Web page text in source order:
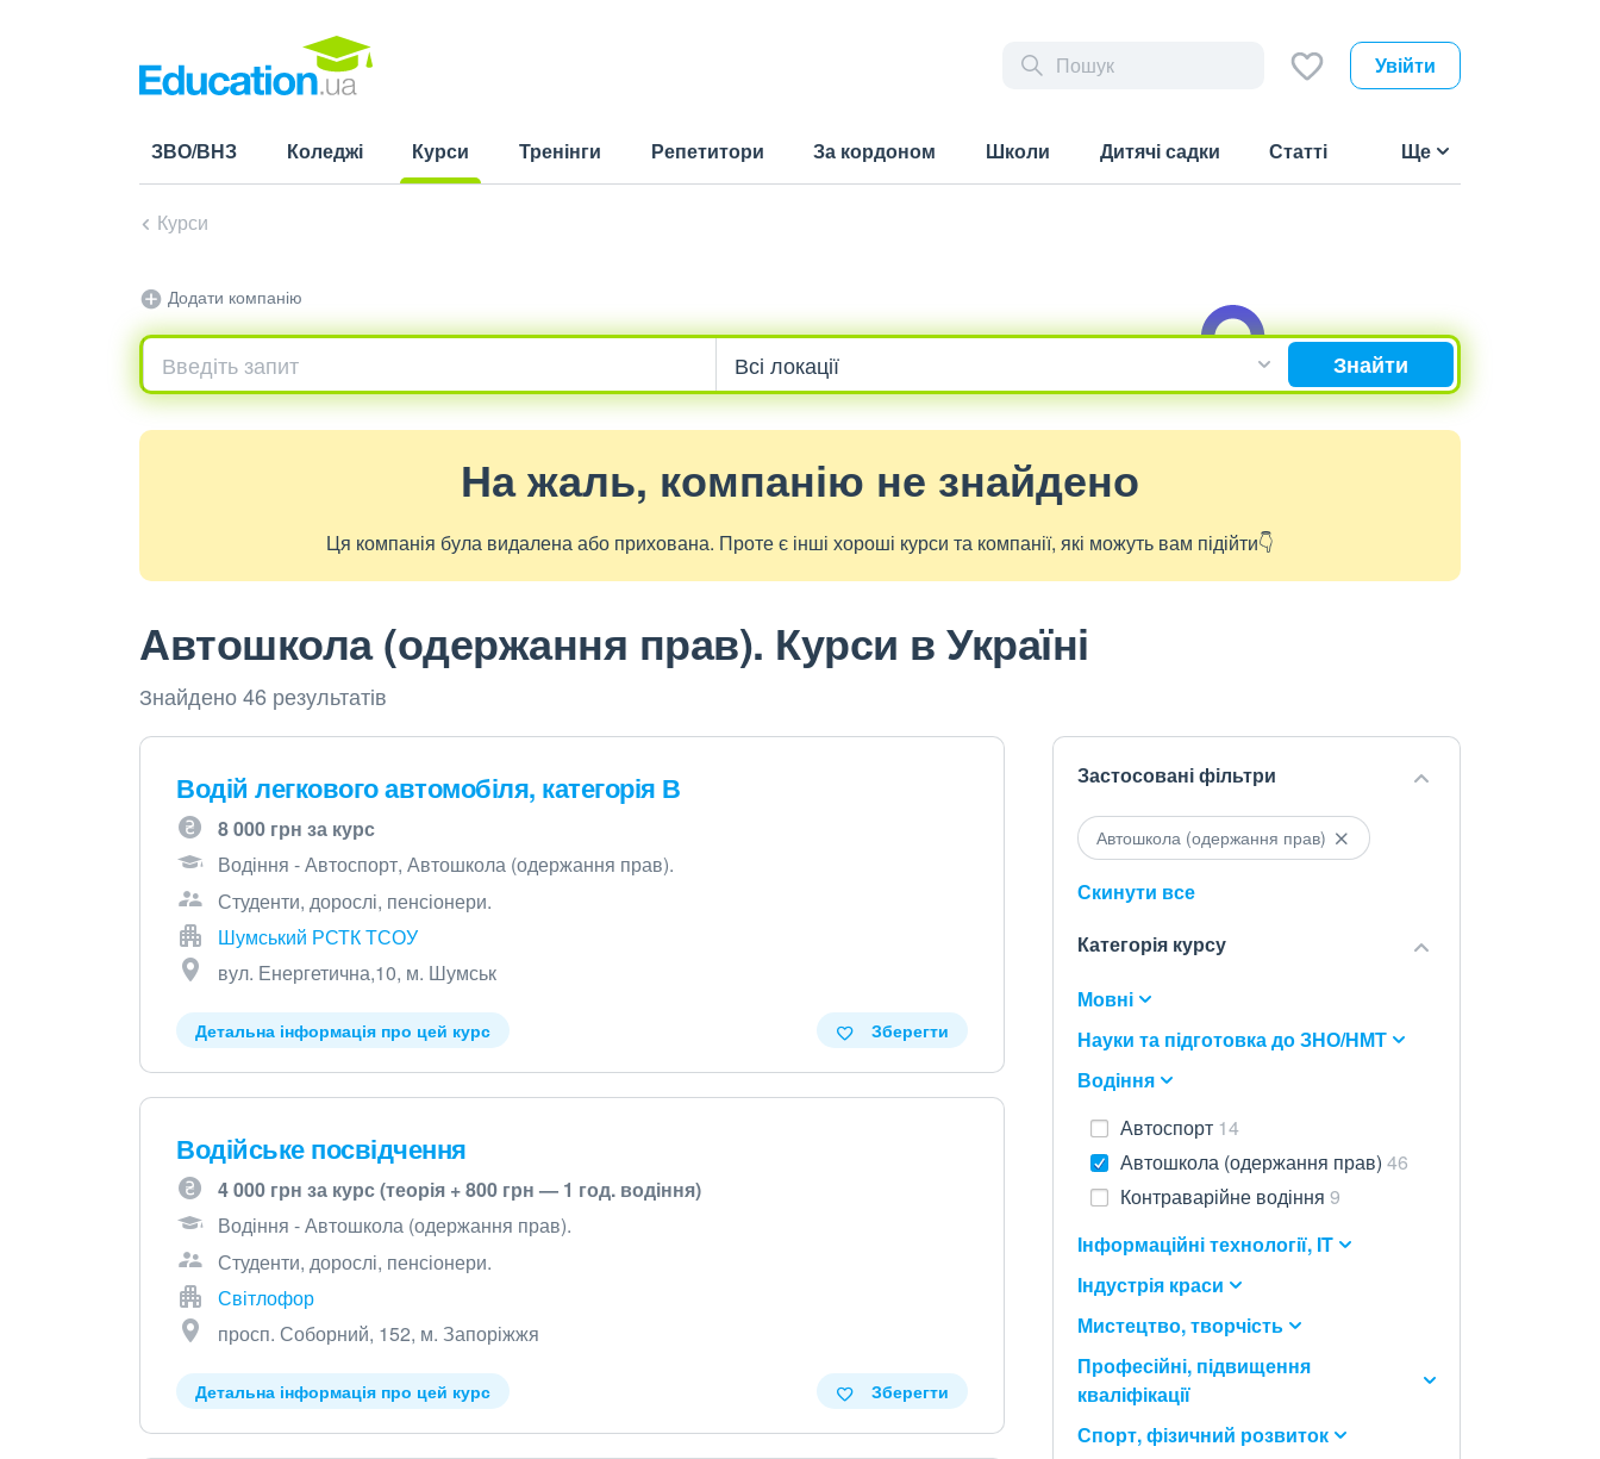
Увійти
ЗВО/ВНЗ Коледжі
Курси
Тренінги Репетитори За кордоном Школи Дитячі садки Статті Ще
Курси
Додати компанію
Знайти
На жаль, компанію не знайдено
Ця компанія була видалена або прихована. Проте є інші хороші курси та компанії, які можуть вам підійти👇
Автошкола (одержання прав). Курси в Україні
Знайдено 46 результатів
Водій легкового автомобіля, категорія В
8 000 грн за курс
Водіння - Автоспорт, Автошкола (одержання прав).
Студенти, дорослі, пенсіонери.
Шумський РСТК ТСОУ
вул. Енергетична,10, м. Шумськ
Детальна інформація про цей курс Зберегти
Водійське посвідчення
4 000 грн за курс (теорія + 800 грн — 1 год. водіння)
Водіння - Автошкола (одержання прав).
Студенти, дорослі, пенсіонери.
Світлофор
просп. Соборний, 152, м. Запоріжжя
Детальна інформація про цей курс Зберегти
Застосовані фільтри
Автошкола (одержання прав)
Скинути все
Категорія курсу
Мовні
Науки та підготовка до ЗНО/НМТ
Водіння
Автоспорт 14
Автошкола (одержання прав) 46
Контраварійне водіння 9
Інформаційні технології, IT
Індустрія краси
Мистецтво, творчість
Професійні, підвищення
кваліфікації
Спорт, фізичний розвиток